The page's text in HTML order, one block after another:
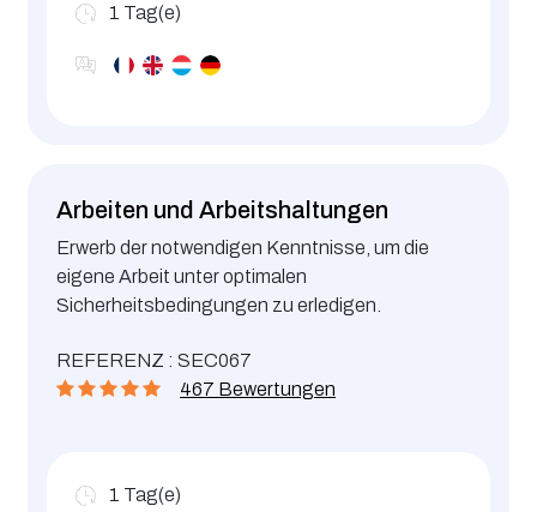
1 Tag(e)
Arbeiten und Arbeitshaltungen
Erwerb der notwendigen Kenntnisse, um die
eigene Arbeit unter optimalen
Sicherheitsbedingungen zu erledigen.
REFERENZ : SEC067
467 Bewertungen
1 Tag(e)